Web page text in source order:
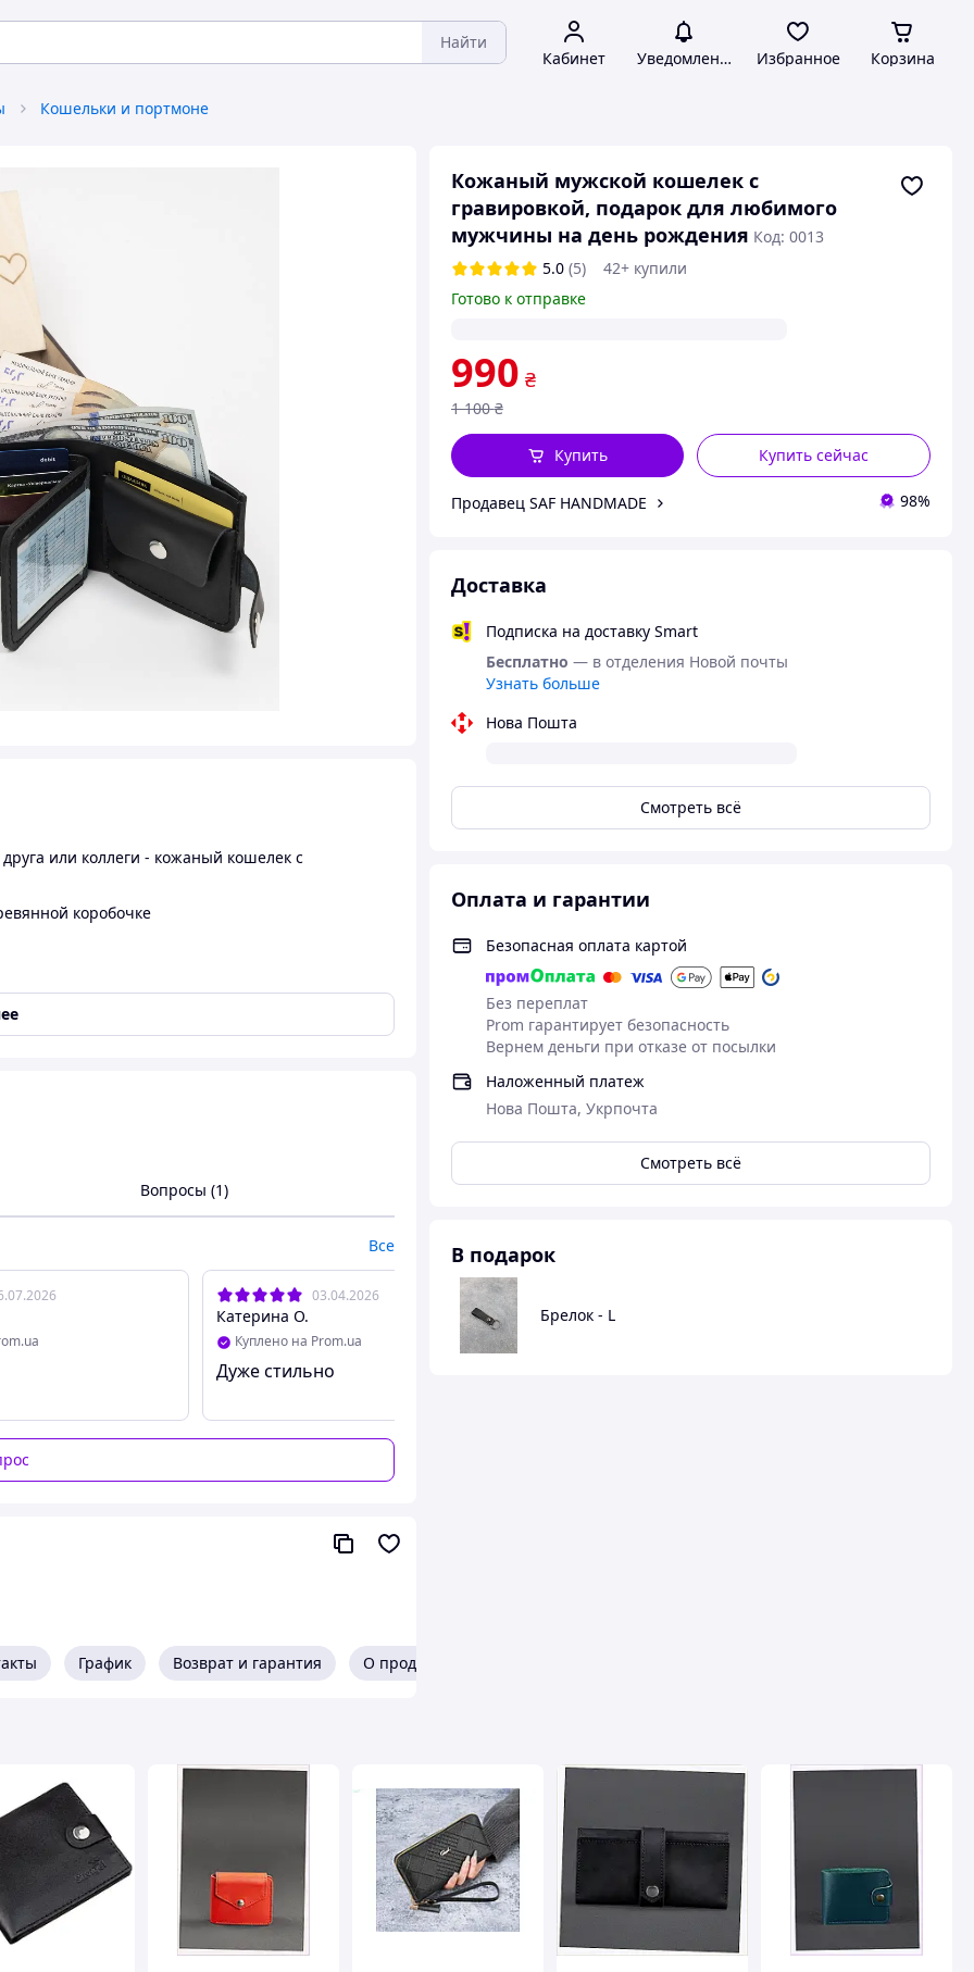
Найти
Кабинет Уведомления Избранное Корзина
Кошельки и портмоне
Кожаный мужской кошелек с
гравировкой, подарок для любимого
мужчины на день рождения Код: 0013
5.0 (5)
42+ купили
Готово к отправке
990 ₴
1 100 ₴
Купить сейчас
Купить
Продавец SAF HANDMADE 98%
Доставка
Подписка на доставку Smart
Бесплатно — в отделения Новой почты
Узнать больше
Нова Пошта
Смотреть всё
Оплата и гарантии
Безопасная оплата картой
Без переплат
Prom гарантирует безопасность
Вернем деньги при отказе от посылки
Наложенный платеж
Нова Пошта, Укрпочта
Смотреть всё
В подарок
Брелок - L
или коллеги - кожаный кошелек с
коробочке
на еще 3 дополнительных отдела для карт )
Вопросы (1)
Все
03.04.2026
Катерина О.
Куплено на Prom.ua
Дуже стильно
Ганна Х.
График Возврат и гарантия О продавце